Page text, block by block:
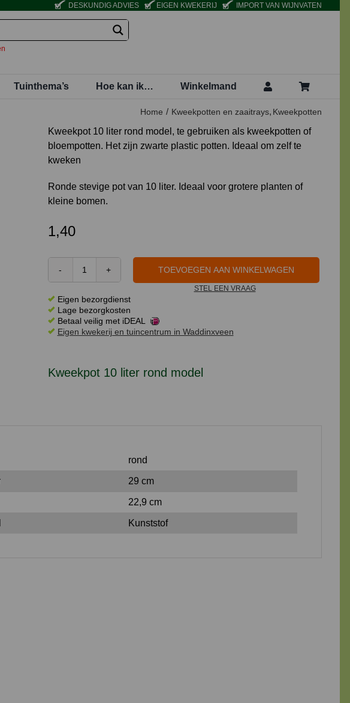
DESKUNDIG ADVIES EIGEN KWEKERIJ IMPORT VAN WIJNVATEN
Tuinthema’s Hoe kan ik… Winkelmand
Home Kweekpotten en zaaitrays Kweekpotten
Kweekpot 10 liter rond model
Kweekpot 10 liter rond model, te gebruiken als kweekpotten of
bloempotten. Het zijn zwarte plastic potten. Ideaal om zelf te
kweken
Ronde stevige pot van 10 liter. Ideaal voor grotere planten of
kleine bomen.
1,40
Kweekpot
liter
rond
model
TOEVOEGEN AAN WINKELWAGEN
STEL EEN VRAAG
Eigen bezorgdienst
Lage bezorgkosten
Betaal veilig met iDEAL
Eigen kwekerij en tuincentrum in Waddinxveen
rond
29 cm
22,9 cm
Kunststof